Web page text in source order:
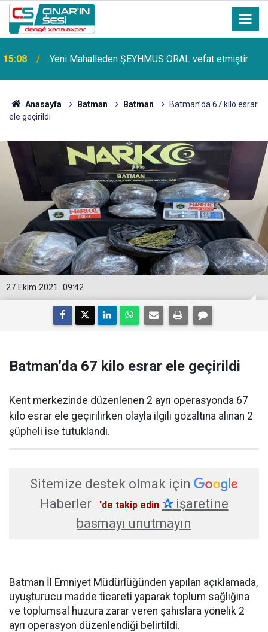
15:08 Yeni Mahalleden ŞEYHMUS ORAL vefat etmiştir
14:51
Çınar ilçemize bağlı Kûrik Köyünden MEYRİ GÜL
vefat etmiştir
Anasayfa Batman Batman
Batman’da 67 kilo esrar
ele geçirildi
09:42
27 Ekim 2021
Batman’da 67 kilo esrar ele geçirildi
Kent merkezinde düzenlenen 2 ayrı operasyonda 67
kilo esrar ele geçirilirken olayla ilgili gözaltına alınan 2
şüpheli ise tutuklandı.
Sitemize destek olmak için
Haberler
'de takip edin ✰işaretine
basmayı unutmayın
Batman İl Emniyet Müdürlüğünden yapılan açıklamada,
uyuşturucu madde ticareti yaparak toplum sağlığına
ve toplumsal huzura zarar veren şahıslara yönelik 2
ayrı operasyon düzenlendiği belirtildi.